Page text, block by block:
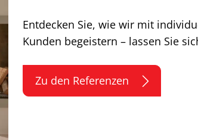
Entdecken Sie, wie wir mit
Kunden begeistern – lassen Sie
Zu den Referenzen